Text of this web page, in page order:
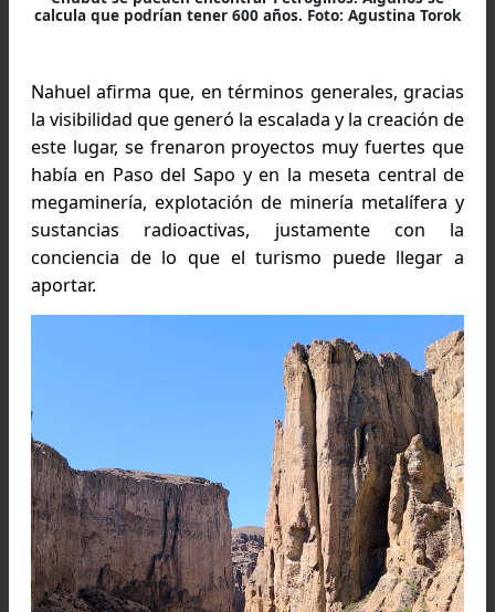
monumental campamento junto al río
imagen que los locales tienen sobre
escaladores.
En ese sentido, en el año 2012 generó un
gigante en la conservación. Hasta ese
meseta patagónica era vista como un
desértico, sin vida y aburrido. Pero desde
momento se abrieron las ventanas del mundo
meseta y eso generó interés cultural y
se replicó en varias áreas naturales
también dentro de la meseta para cuidar